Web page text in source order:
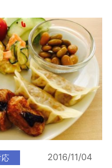
2016/11/04